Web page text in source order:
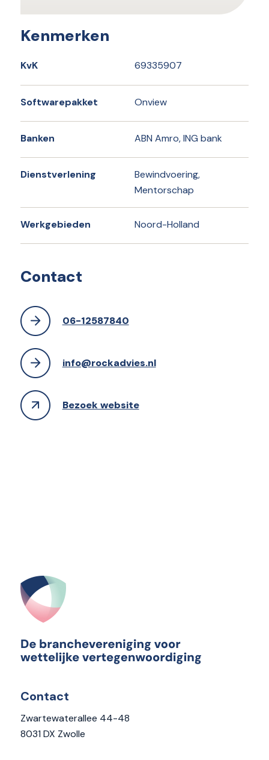
Kenmerken
KvK 69335907
Softwarepakket Onview
Banken ABN Amro, ING bank
Dienstverlening
Bewindvoering,
Mentorschap
Werkgebieden Noord-Holland
Contact
06-12587840
info@rockadvies.nl
Bezoek website
Contact
Zwartewaterallee 44-48
8031 DX Zwolle